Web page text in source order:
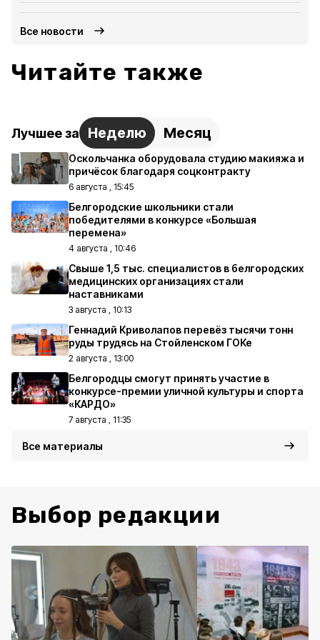
Все новости
Читайте также
Лучшее за Неделю Месяц
Оскольчанка оборудовала студию макияжа и
причёсок благодаря соцконтракту
6 августа , 15:45
Белгородские школьники стали
победителями в конкурсе «Большая
перемена»
4 августа , 10:46
Свыше 1,5 тыс. специалистов в белгородских
медицинских организациях стали
наставниками
3 августа , 10:13
Геннадий Криволапов перевёз тысячи тонн
руды трудясь на Стойленском ГОКе
2 августа , 13:00
Белгородцы смогут принять участие в
конкурсе-премии уличной культуры и спорта
«КАРДО»
7 августа , 11:35
Все материалы
Выбор редакции